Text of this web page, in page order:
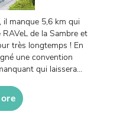
il manque 5,6 km qui
de la Sambre et
très longtemps ! En
une convention
qui laissera...